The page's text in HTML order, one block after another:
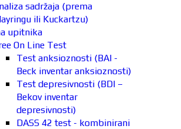
sadržaja (prema
ili Kuckartzu)
upitnika
On Line Test
Test anksioznosti (BAI -
Beck inventar anksioznosti)
Test depresivnosti (BDI –
Bekov inventar
depresivnosti)
DASS 42 test - kombinirani